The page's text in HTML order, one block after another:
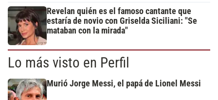
Revelan quién es el famoso cantante que
estaría de novio con Griselda Siciliani: "Se
mataban con la mirada"
Lo más visto en Perfil
Murió Jorge Messi, el papá de Lionel Messi